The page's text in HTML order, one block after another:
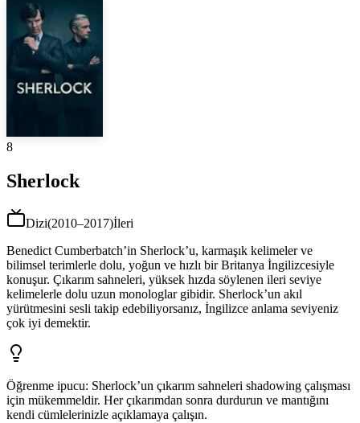
8
Sherlock
Dizi(2010–2017)İleri
Benedict Cumberbatch’in Sherlock’u, karmaşık kelimeler ve
bilimsel terimlerle dolu, yoğun ve hızlı bir Britanya İngilizcesiyle
konuşur. Çıkarım sahneleri, yüksek hızda söylenen ileri seviye
kelimelerle dolu uzun monologlar gibidir. Sherlock’un akıl
yürütmesini sesli takip edebiliyorsanız, İngilizce anlama seviyeniz
çok iyi demektir.
Öğrenme ipucu: Sherlock’un çıkarım sahneleri shadowing çalışması
için mükemmeldir. Her çıkarımdan sonra durdurun ve mantığını
kendi cümlelerinizle açıklamaya çalışın.